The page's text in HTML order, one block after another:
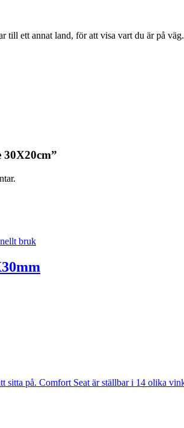
till ett annat land, för att visa vart du är på väg.
30X20cm”